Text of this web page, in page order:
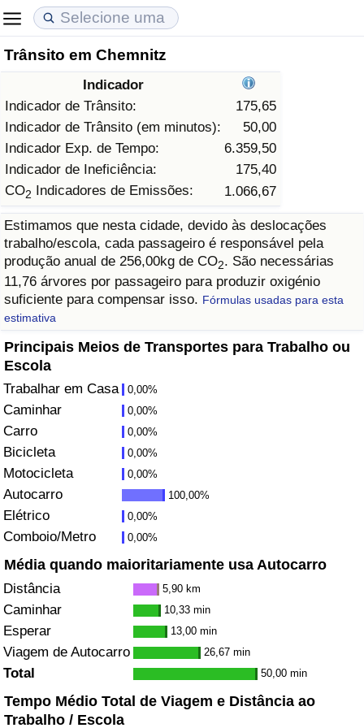
Trânsito em Chemnitz
Indicador
Indicador de Trânsito:
175,65
Indicador de Trânsito (em minutos):
50,00
Indicador Exp. de Tempo:
6.359,50
Indicador de Ineficiência:
175,40
CO2 Indicadores de Emissões: 1.066,67
Estimamos que nesta cidade, devido às deslocações
trabalho/escola, cada passageiro é responsável pela
produção anual de 256,00kg de CO2. São necessárias
11,76 árvores por passageiro para produzir oxigénio
suficiente para compensar isso. Fórmulas usadas para esta
estimativa
Principais Meios de Transportes para Trabalho ou
Escola
Trabalhar em Casa 0,00%
Caminhar 0,00%
Carro 0,00%
Bicicleta 0,00%
Motocicleta 0,00%
Autocarro 100,00%
Elétrico 0,00%
Comboio/Metro 0,00%
Média quando maioritariamente usa Autocarro
Distância 5,90 km
Caminhar 10,33 min
Esperar 13,00 min
Viagem de Autocarro 26,67 min
Total 50,00 min
Tempo Médio Total de Viagem e Distância ao
Trabalho / Escola
Custo de Vida
Indicador de Custo de Vida (Atual)
Indicador de Custo de Vida
Indicador de Custo de Vida Por País
em Aqaba
Preços de Imóveis
Indicador de Preços de Imóveis (Atual)
Indicador de Preços de Imóveis
Indicador de Preços de Imóveis por País
Qualidade de Vida
Indicador de Qualidade de Vida
Indicador de Qualidade de Vida (Atual)
Índice de qualidade de vida por país
Crime
Taxa do Indicador de Crime (Atual)
Indicador de Crime
Índice de criminalidade por país
Saúde
Indicador de Saúde (Atual)
Indicador de Saúde
Indicador de Saúde por País
Poluição
Indicador de Poluição (Atual)
Índice de poluição
Indicador de Poluição por País
Trânsito